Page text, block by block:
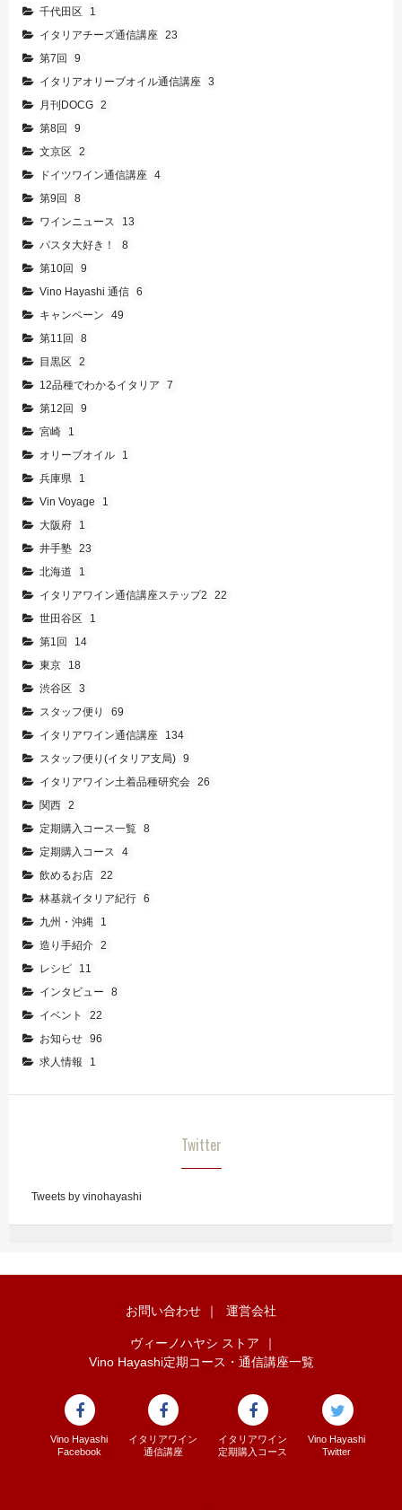
千代田区
1
イタリアチーズ通信講座 23
第7回
9
イタリアオリーブオイル通信講座 3
月刊DOCG 2
第8回
9
文京区 2
ドイツワイン通信講座 4
第9回
8
ワインニュース
13
パスタ大好き！
8
第10回
9
Vino Hayashi 通信 6
キャンペーン
49
第11回
8
目黒区 2
12品種でわかるイタリア
7
第12回
9
宮崎
1
オリーブオイル
1
兵庫県
1
Vin Voyage
1
大阪府
1
井手塾 23
北海道
1
イタリアワイン通信講座ステップ2
22
世田谷区
1
第1回
14
東京
18
渋谷区 3
スタッフ便り
69
イタリアワイン通信講座
134
スタッフ便り(イタリア支局) 9
イタリアワイン土着品種研究会 26
関西 2
定期購入コース一覧 8
定期購入コース
4
飲めるお店 22
林基就イタリア紀行 6
九州・沖縄
1
造り手紹介 2
レシピ
11
インタビュー
8
イベント
22
お知らせ 96
求人情報
1
Twitter
Tweets by vinohayashi
お問い合わせ ｜ 運営会社
ヴィーノハヤシ ストア
｜
Vino Hayashi定期コース・通信講座一覧
Vino Hayashi
Facebook
イタリアワイン
通信講座
イタリアワイン
定期購入コース
Vino Hayashi
Twitter